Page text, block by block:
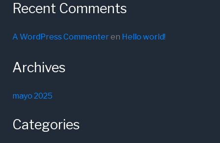
Recent Comments
A WordPress Commenteren Hello world!
Archives
mayo 2025
Categories